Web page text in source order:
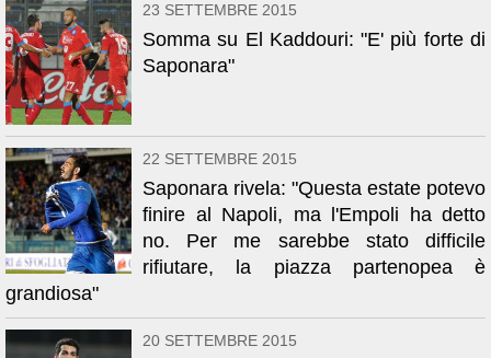
23 SETTEMBRE 2015
Somma su El Kaddouri: "E' più forte di
Saponara"
22 SETTEMBRE 2015
Saponara rivela: "Questa estate potevo
finire al Napoli, ma l'Empoli ha detto
no. Per me sarebbe stato difficile
rifiutare, la piazza partenopea è
grandiosa"
20 SETTEMBRE 2015